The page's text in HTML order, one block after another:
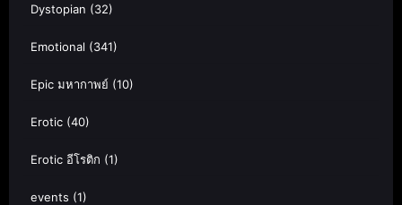
Dystopian (32)
Emotional (341)
Epic มหากาพย์ (10)
Erotic (40)
Erotic อีโรติก (1)
events (1)